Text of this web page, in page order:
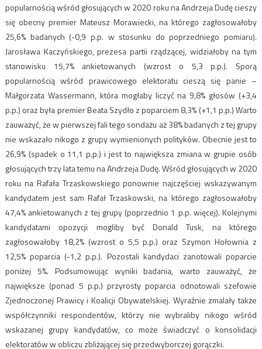
popularnością wśród głosujących w 2020 roku na Andrzeja Dudę cieszy
się obecny premier Mateusz Morawiecki, na którego zagłosowałoby
25,6% badanych (-0,9 p.p. w stosunku do poprzedniego pomiaru).
Jarosława Kaczyńskiego, prezesa partii rządzącej, widziałoby na tym
stanowisku 15,7% ankietowanych (wzrost o 5,3 p.p.). Sporą
popularnością wśród prawicowego elektoratu cieszą się panie –
Małgorzata Wassermann, która mogłaby liczyć na 9,8% głosów (+3,4
p.p.) oraz była premier Beata Szydło z poparciem 8,3% (+1,1 p.p.) Warto
zauważyć, że w pierwszej fali tego sondażu aż 38% badanych z tej grupy
nie wskazało nikogo z grupy wymienionych polityków. Obecnie jest to
26,9% (spadek o 11,1 p.p.) i jest to największa zmiana w grupie osób
głosujących trzy lata temu na Andrzeja Dudę. Wśród głosujących w 2020
roku na Rafała Trzaskowskiego ponownie najczęściej wskazywanym
kandydatem jest sam Rafał Trzaskowski, na którego zagłosowałoby
47,4% ankietowanych z tej grupy (poprzednio 1 p.p. więcej). Kolejnymi
kandydatami opozycji mogliby być Donald Tusk, na którego
zagłosowałoby 18,2% (wzrost o 5,5 p.p.) oraz Szymon Hołownia z
12,5% poparcia (-1,2 p.p.). Pozostali kandydaci zanotowali poparcie
poniżej 5%. Podsumowując wyniki badania, warto zauważyć, że
największe (ponad 5 p.p.) przyrosty poparcia odnotowali szefowie
Zjednoczonej Prawicy i Koalicji Obywatelskiej. Wyraźnie zmalały także
współczynniki respondentów, którzy nie wybraliby nikogo wśród
wskazanej grupy kandydatów, co może świadczyć o konsolidacji
elektoratów w obliczu zbliżającej się przedwyborczej gorączki.